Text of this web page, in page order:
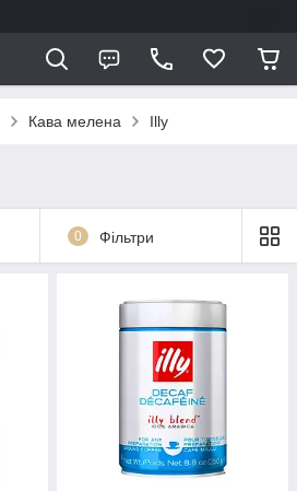
Кава мелена Illy
0 Фільтри